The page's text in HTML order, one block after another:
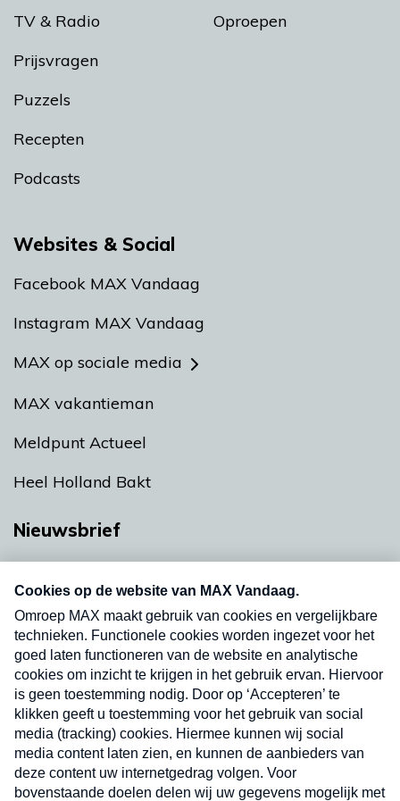
TV & Radio
Prijsvragen
Puzzels
Recepten
Podcasts
Oproepen
Websites & Social
Facebook MAX Vandaag
Instagram MAX Vandaag
MAX op sociale media
MAX vakantieman
Meldpunt Actueel
Heel Holland Bakt
Nieuwsbrief
nieuwsbrief. Elke vrijdag- en dinsdagochtend in
uw mailbox.
Verzend